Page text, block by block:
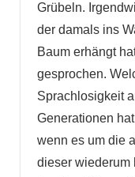
Grübeln.
der damals ins
Baum erhängt
gesprochen.
Sprachlosigkeit
Generationen
wenn es um die
dieser wiederum